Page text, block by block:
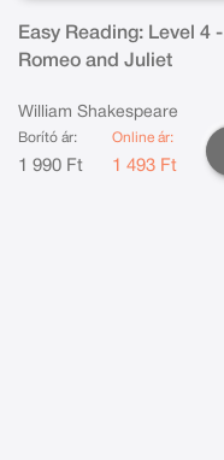
Easy Reading: Level 4 -
Romeo and Juliet
William Shakespeare
Borító ár:
1 990 Ft
Online ár:
1 493 Ft